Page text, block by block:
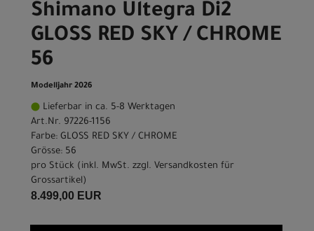
Shimano Ultegra Di2
GLOSS RED SKY / CHROME
56
Modelljahr 2026
Lieferbar in ca. 5-8 Werktagen
Art.Nr. 97226-1156
Farbe: GLOSS RED SKY / CHROME
Grösse: 56
pro Stück (inkl. MwSt. zzgl. Versandkosten für
Grossartikel)
8.499,00 EUR